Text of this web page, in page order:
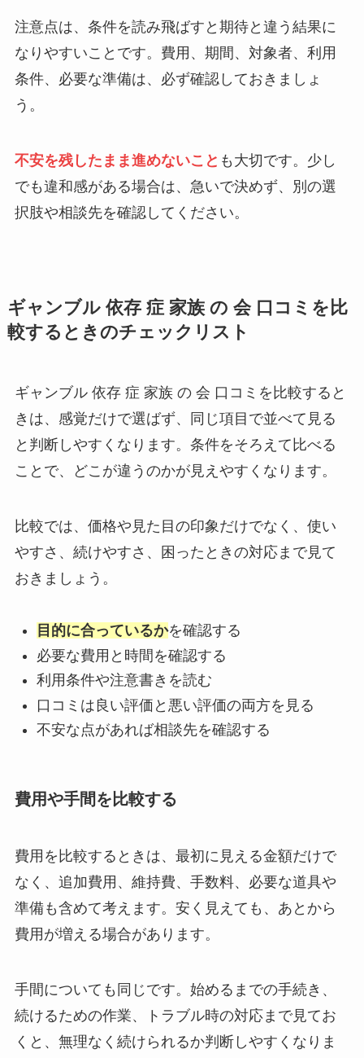
注意点は、条件を読み飛ばすと期待と違う結果に
なりやすいことです。費用、期間、対象者、利用
条件、必要な準備は、必ず確認しておきましょ
う。
不安を残したまま進めないこと も大切です。少し
でも違和感がある場合は、急いで決めず、別の選
択肢や相談先を確認してください。
ギャンブル 依存 症 家族 の 会 口コミを比
較するときのチェックリスト
ギャンブル 依存 症 家族 の 会 口コミを比較すると
きは、感覚だけで選ばず、同じ項目で並べて見る
と判断しやすくなります。条件をそろえて比べる
ことで、どこが違うのかが見えやすくなります。
比較では、価格や見た目の印象だけでなく、使い
やすさ、続けやすさ、困ったときの対応まで見て
おきましょう。
目的に合っているかを確認する
必要な費用と時間を確認する
利用条件や注意書きを読む
口コミは良い評価と悪い評価の両方を見る
不安な点があれば相談先を確認する
費用や手間を比較する
費用を比較するときは、最初に見える金額だけで
なく、追加費用、維持費、手数料、必要な道具や
準備も含めて考えます。安く見えても、あとから
費用が増える場合があります。
手間についても同じです。始めるまでの手続き、
続けるための作業、トラブル時の対応まで見てお
くと、無理なく続けられるか判断しやすくなりま